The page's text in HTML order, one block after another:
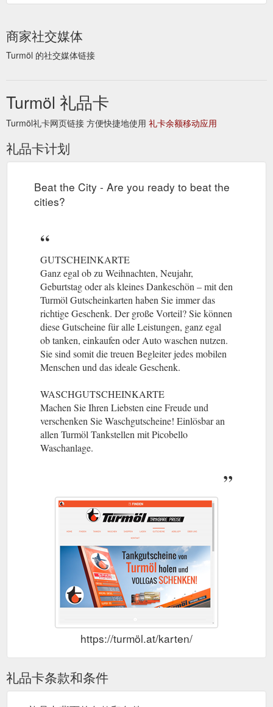
商家社交媒体
Turmöl 的社交媒体链接
Turmöl 礼品卡
Turmöl礼卡网页链接 方便快捷地使用 礼卡余额移动应用
礼品卡计划
Beat the City - Are you ready to beat the
cities?
GUTSCHEINKARTE
Ganz egal ob zu Weihnachten, Neujahr,
Geburtstag oder als kleines Dankeschön – mit den
Turmöl Gutscheinkarten haben Sie immer das
richtige Geschenk. Der große Vorteil? Sie können
diese Gutscheine für alle Leistungen, ganz egal
ob tanken, einkaufen oder Auto waschen nutzen.
Sie sind somit die treuen Begleiter jedes mobilen
Menschen und das ideale Geschenk.
WASCHGUTSCHEINKARTE
Machen Sie Ihren Liebsten eine Freude und
verschenken Sie Waschgutscheine! Einlösbar an
allen Turmöl Tankstellen mit Picobello
Waschanlage.
https://turmöl.at/karten/
礼品卡条款和条件